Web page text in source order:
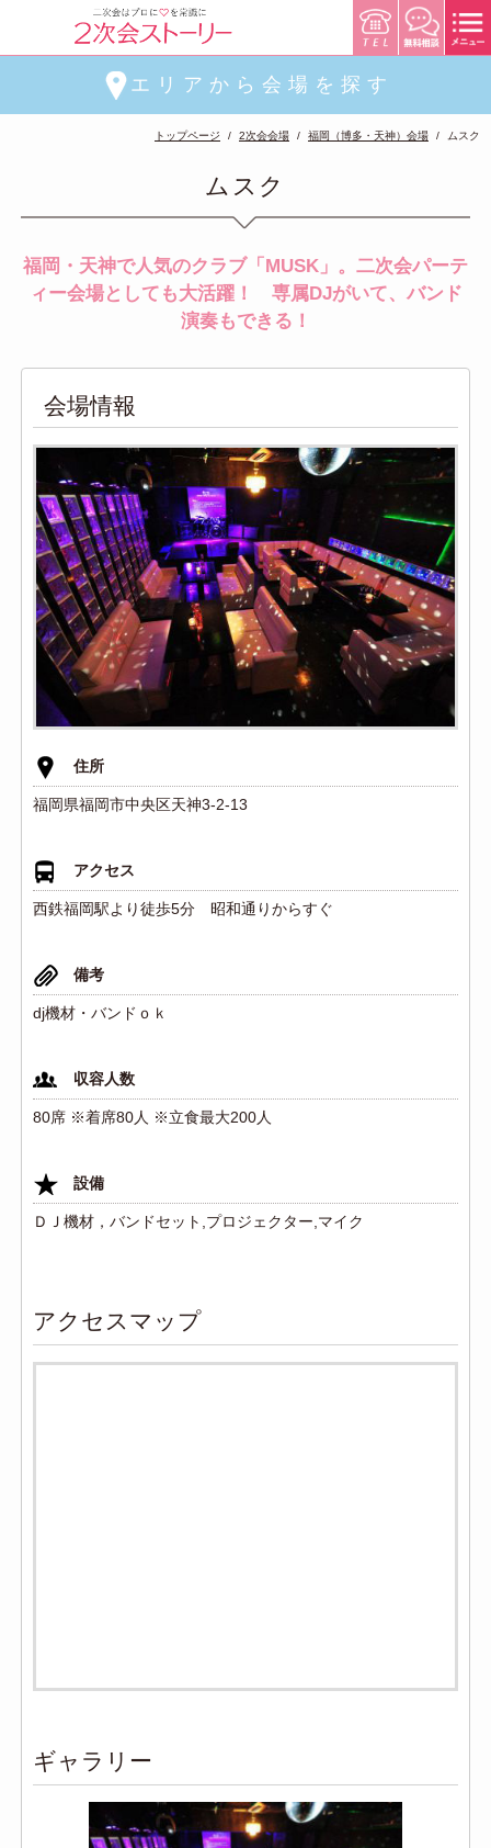
エリアから会場を探す
トップページ 2次会会場 福岡（博多・天神）会場 ムスク
ムスク
福岡・天神で人気のクラブ「MUSK」。二次会パーテ
ィー会場としても大活躍！ 専属DJがいて、バンド
演奏もできる！
会場情報
住所
福岡県福岡市中央区天神3-2-13
アクセス
西鉄福岡駅より徒歩5分 昭和通りからすぐ
備考
dj機材・バンドｏｋ
収容人数
80席 ※着席80人 ※立食最大200人
設備
ＤＪ機材，バンドセット,プロジェクター,マイク
アクセスマップ
ギャラリー